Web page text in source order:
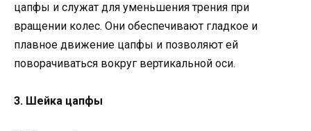
цапфы и служат для уменьшения трения при
вращении колес. Они обеспечивают гладкое и
плавное движение цапфы и позволяют ей
поворачиваться вокруг вертикальной оси.
3. Шейка цапфы